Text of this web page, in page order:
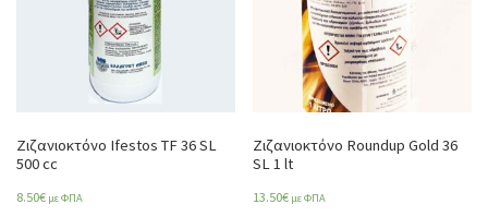
Ζιζανιοκτόνο Ifestos TF 36 SL
500 cc
8.50€ με ΦΠΑ
Ζιζανιοκτόνο Roundup Gold 36
SL 1 lt
13.50€ με ΦΠΑ